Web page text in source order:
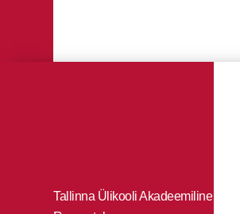
Tallinna Ülikooli Akadeemiline